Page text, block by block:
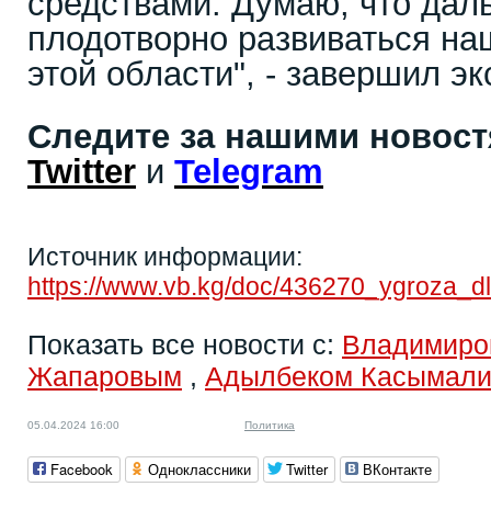
плодотворно развиваться
этой области", - завершил
Следите за нашими
Twitter и Telegram
Источник информации:
https://www.vb.kg/doc/
Показать все новости с:
Жапаровым , Адылбеком
05.04.2024 16:00 Политика
Facebook Одноклассники Twitter ВКонтакте